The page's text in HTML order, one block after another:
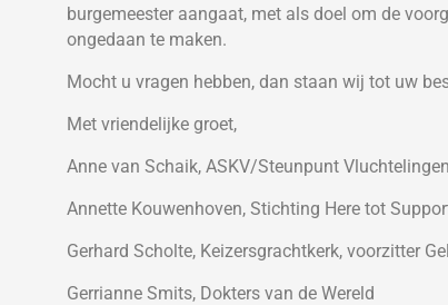
burgemeester aangaat, met als doel om de
ongedaan te maken.
Mocht u vragen hebben, dan staan wij tot uw
Met vriendelijke groet,
Anne van Schaik, ASKV/Steunpunt Vluchtelingen
Annette Kouwenhoven, Stichting Here tot
Gerhard Scholte, Keizersgrachtkerk, voorzitter
Gerrianne Smits, Dokters van de Wereld